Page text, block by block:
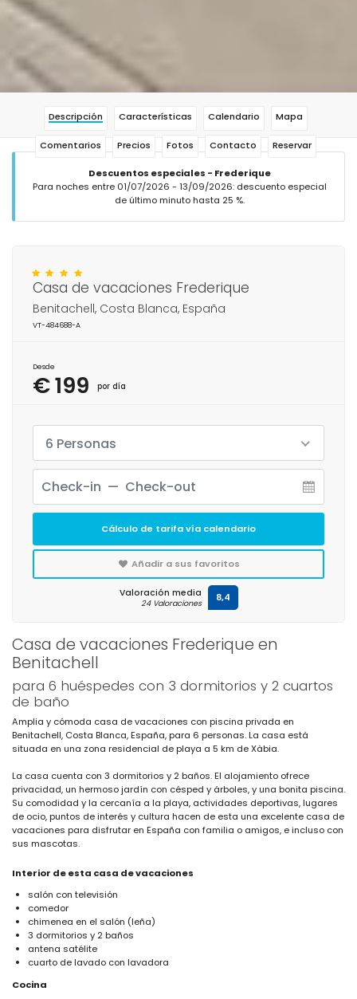
Descripción Características Calendario Mapa
Comentarios Precios Fotos Contacto Reservar
Descuentos especiales - Frederique
Para noches entre 01/07/2026 - 13/09/2026: descuento especial
de último minuto hasta 25 %.
Casa de vacaciones Frederique en
Benitachell
para 6 huéspedes con 3 dormitorios y 2 cuartos
de baño
Amplia y cómoda casa de vacaciones con piscina privada en
Benitachell, Costa Blanca, España, para 6 personas. La casa está
situada en una zona residencial de playa a 5 km de Xàbia.
La casa cuenta con 3 dormitorios y 2 baños. El alojamiento ofrece
privacidad, un hermoso jardín con césped y árboles, y una bonita piscina.
Su comodidad y la cercanía a la playa, actividades deportivas, lugares
de ocio, puntos de interés y cultura hacen de esta una excelente casa de
vacaciones para disfrutar en España con familia o amigos, e incluso con
sus mascotas.
Interior de esta casa de vacaciones
salón con televisión
comedor
chimenea en el salón (leña)
3 dormitorios y 2 baños
antena satélite
cuarto de lavado con lavadora
Cocina
Casa de vacaciones Frederique
Benitachell, Costa Blanca, España
VT-484688-A
Desde
€ 199 por día
6 Personas
Cálculo de tarifa vía calendario
Añadir a sus favoritos
Valoración media
24 Valoraciones 8,4